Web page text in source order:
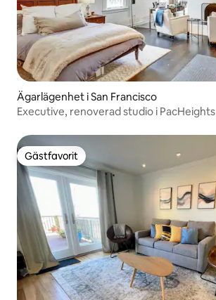
Ägarlägenhet i San Francisco
Executive, renoverad studio i PacHeights
Gästfavorit
Gästfavorit